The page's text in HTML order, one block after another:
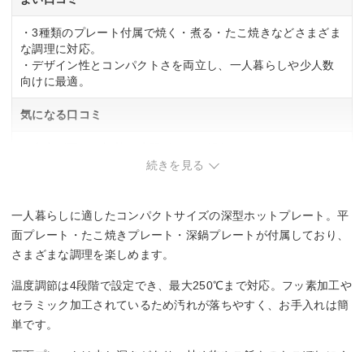
・3種類のプレート付属で焼く・煮る・たこ焼きなどさまざま
な調理に対応。
・デザイン性とコンパクトさを両立し、一人暮らしや少人数
向けに最適。
気になる口コミ
・温度調節がうまくいかない場合があり、プラグの接触に注
続きを見る
一人暮らしに適したコンパクトサイズの深型ホットプレート。平
面プレート・たこ焼きプレート・深鍋プレートが付属しており、
さまざまな調理を楽しめます。
温度調節は4段階で設定でき、最大250℃まで対応。フッ素加工や
セラミック加工されているため汚れが落ちやすく、お手入れは簡
単です。